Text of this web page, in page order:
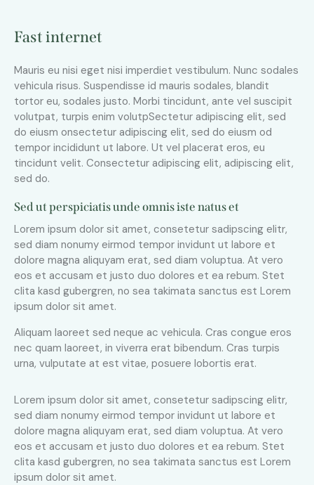
Fast internet
Mauris eu nisi eget nisi imperdiet vestibulum. Nunc sodales
vehicula risus. Suspendisse id mauris sodales, blandit
tortor eu, sodales justo. Morbi tincidunt, ante vel suscipit
volutpat, turpis enim volutpSectetur adipiscing elit, sed
do eiusm onsectetur adipiscing elit, sed do eiusm od
tempor incididunt ut labore. Ut vel placerat eros, eu
tincidunt velit. Consectetur adipiscing elit, adipiscing elit,
sed do.
Sed ut perspiciatis unde omnis iste natus et
Lorem ipsum dolor sit amet, consetetur sadipscing elitr,
sed diam nonumy eirmod tempor invidunt ut labore et
dolore magna aliquyam erat, sed diam voluptua. At vero
eos et accusam et justo duo dolores et ea rebum. Stet
clita kasd gubergren, no sea takimata sanctus est Lorem
ipsum dolor sit amet.
Aliquam laoreet sed neque ac vehicula. Cras congue eros
nec quam laoreet, in viverra erat bibendum. Cras turpis
urna, vulputate at est vitae, posuere lobortis erat.
Lorem ipsum dolor sit amet, consetetur sadipscing elitr,
sed diam nonumy eirmod tempor invidunt ut labore et
dolore magna aliquyam erat, sed diam voluptua. At vero
eos et accusam et justo duo dolores et ea rebum. Stet
clita kasd gubergren, no sea takimata sanctus est Lorem
ipsum dolor sit amet.